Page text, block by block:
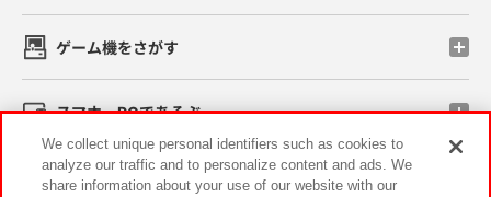
ゲーム機をさがす
スマホ・PCであそぶ
イベント・キャンペーン
We collect unique personal identifiers such as cookies to
analyze our traffic and to personalize content and ads. We
share information about your use of our website with our